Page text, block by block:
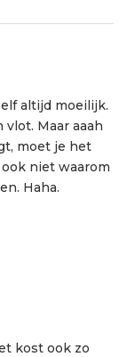
altijd moeilijk.
Maar aaah
moet je het
niet waarom
Haha.
kost ook zo